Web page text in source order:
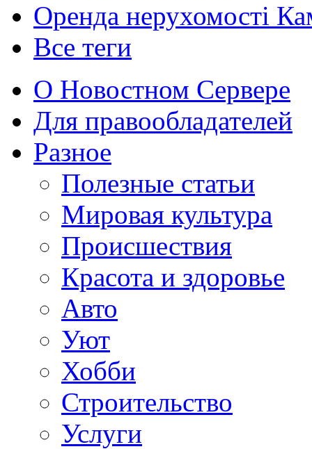
Оренда нерухомості
Все теги
О Новостном Сервере
Для правообладателей
Разное
Полезные статьи
Мировая культура
Происшествия
Красота и здоровье
Авто
Уют
Хобби
Строительство
Услуги